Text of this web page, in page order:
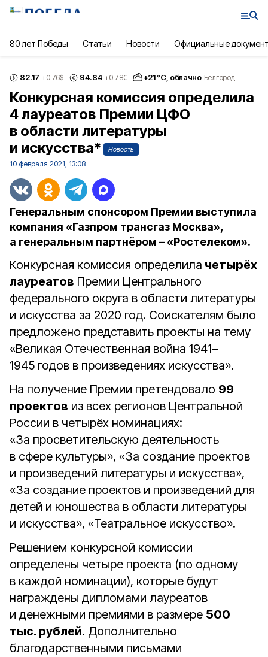
80 лет Победы Статьи Новости Официальные
82.17 +0.76$ 94.84 +0.78€ +21°С, облачно Белгород
Конкурсная комиссия определила
4 лауреатов Премии ЦФО
в области литературы
и искусства*
Новость
10 февраля 2021, 13:08
Генеральным спонсором Премии выступила
компания «Газпром трансгаз Москва»,
а генеральным партнёром – «Ростелеком».
Конкурсная комиссия определила четырёх
лауреатов Премии Центрального
федерального округа в области литературы
и искусства за 2020 год. Соискателям было
предложено представить проекты на тему
«Великая Отечественная война 1941–
1945 годов в произведениях искусства».
На получение Премии претендовало 99
проектов из всех регионов Центральной
России в четырёх номинациях:
«За просветительскую деятельность
в сфере культуры», «За создание проектов
и произведений литературы и искусства»,
«За создание проектов и произведений для
детей и юношества в области литературы
и искусства», «Театральное искусство».
Решением конкурсной комиссии
определены четыре проекта (по одному
в каждой номинации), которые будут
награждены дипломами лауреатов
и денежными премиями в размере 500
тыс. рублей. Дополнительно
благодарственными письмами